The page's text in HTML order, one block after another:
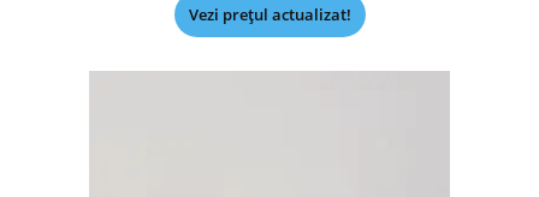
Vezi prețul actualizat!